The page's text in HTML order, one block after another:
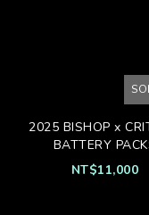
2025 BISHOP x
BATTERY
NT$11,000